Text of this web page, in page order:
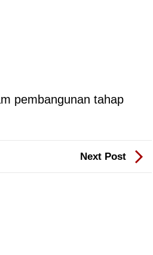
pembangunan tahap
Next Post